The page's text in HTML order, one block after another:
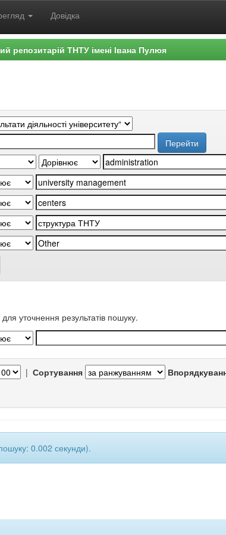
Довідка
репозитарій ТНТУ імені Івана Пулюя
уточнення результатів пошуку.
| Сортування
0.002 секунди).